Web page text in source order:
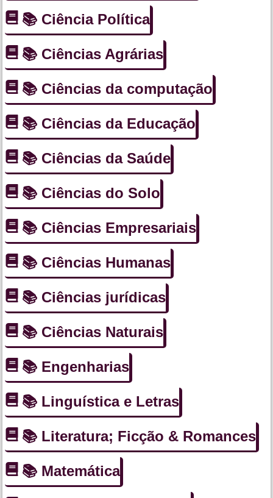
📚 Ciência Política
📚 Ciências Agrárias
📚 Ciências da computação
📚 Ciências da Educação
📚 Ciências da Saúde
📚 Ciências do Solo
📚 Ciências Empresariais
📚 Ciências Humanas
📚 Ciências jurídicas
📚 Ciências Naturais
📚 Engenharias
📚 Linguística e Letras
📚 Literatura; Ficção & Romances
📚 Matemática